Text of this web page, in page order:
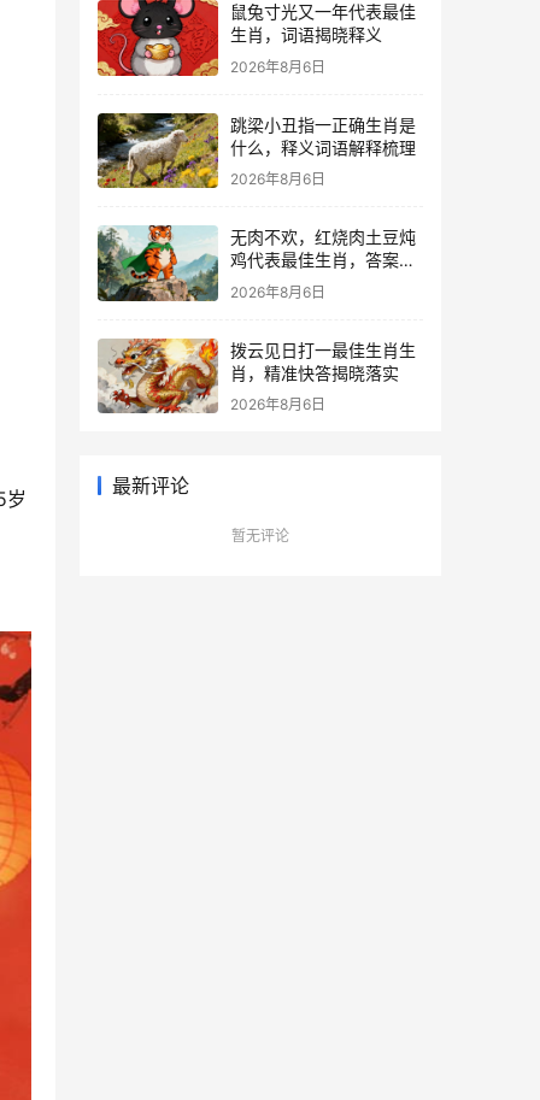
岁
鼠兔寸光又一年代表最佳
生肖，词语揭晓释义
2026年8月6日
跳梁小丑指一正确生肖是
什么，释义词语解释梳理
2026年8月6日
无肉不欢，红烧肉土豆炖
鸡代表最佳生肖，答案解
析解释落实
2026年8月6日
拨云见日打一最佳生肖生
肖，精准快答揭晓落实
2026年8月6日
最新评论
暂无评论